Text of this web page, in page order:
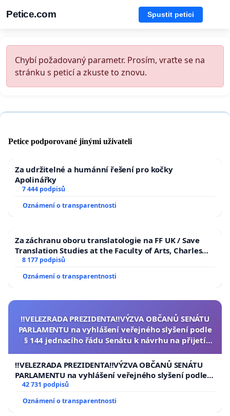
Petice.com Spustit petici
Chybí požadovaný parametr. Prosím, vraťte se na
stránku s peticí a zkuste to znovu.
Petice podporované jinými uživateli
Za udržitelné a humánní řešení pro kočky
Apolinářky
7 444 podpisů
Oznámení o transparentnosti
Za záchranu oboru translatologie na FF UK / Save
Translation Studies at the Faculty of Arts, Charles
University
8 177 podpisů
Oznámení o transparentnosti
‼️VELEZRADA PREZIDENTA‼️VÝZVA OBČANŮ SENÁTU
PARLAMENTU na vyhlášení veřejného slyšení podle
§ 144 jednacího řádu Senátu k návrhu na přijetí
republiky
‼️VELEZRADA PREZIDENTA‼️VÝZVA OBČANŮ SENÁTU
PARLAMENTU na vyhlášení veřejného slyšení podle §
144 jednacího řádu Senátu k návrhu na přijetí
usnesení k podání ústavní žaloby na prezidenta
republiky
42 731 podpisů
Oznámení o transparentnosti